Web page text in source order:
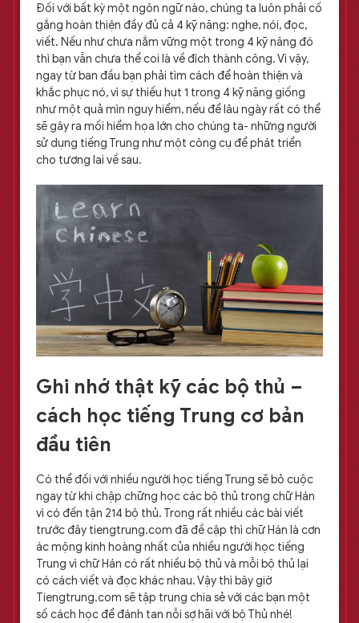
Đối với bất kỳ một ngôn ngữ nào, chúng ta luôn phải cố
gắng hoàn thiện đầy đủ cả 4 kỹ năng: nghe, nói, đọc,
viết. Nếu như chưa nắm vững một trong 4 kỹ năng đó
thì bạn vẫn chưa thể coi là về đích thành công. Vì vậy,
ngay từ ban đầu bạn phải tìm cách để hoàn thiện và
khắc phục nó, vì sự thiếu hụt 1 trong 4 kỹ năng giống
như một quả mìn nguy hiểm, nếu để lâu ngày rất có thể
sẽ gây ra mối hiểm họa lớn cho chúng ta- những người
sử dụng tiếng Trung như một công cụ để phát triển
cho tương lai về sau.
Ghi nhớ thật kỹ các bộ thủ –
cách học tiếng Trung cơ bản
đầu tiên
Có thể đối với nhiều người học tiếng Trung sẽ bỏ cuộc
ngay từ khi chập chững học các bộ thủ trong chữ Hán
vì có đến tận 214 bộ thủ. Trong rất nhiều các bài viết
trước đây tiengtrung.com đã đề cập thì chữ Hán là cơn
ác mộng kinh hoàng nhất của nhiều người học tiếng
Trung vì chữ Hán có rất nhiều bộ thủ và mỗi bộ thủ lại
có cách viết và đọc khác nhau. Vậy thì bây giờ
Tiengtrung.com sẽ tập trung chia sẻ với các bạn một
số cách học để đánh tan nỗi sợ hãi với bộ Thủ nhé!